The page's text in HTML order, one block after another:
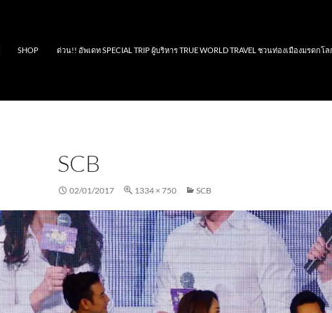
SHOP ด่วน!! อัพเดท SPECIAL TRIP ผู้บริหาร TRUE WORLD TRAVEL ชวนท่องเมืองมรดกโล
SCB
02/01/2017 1334 × 750 SCB